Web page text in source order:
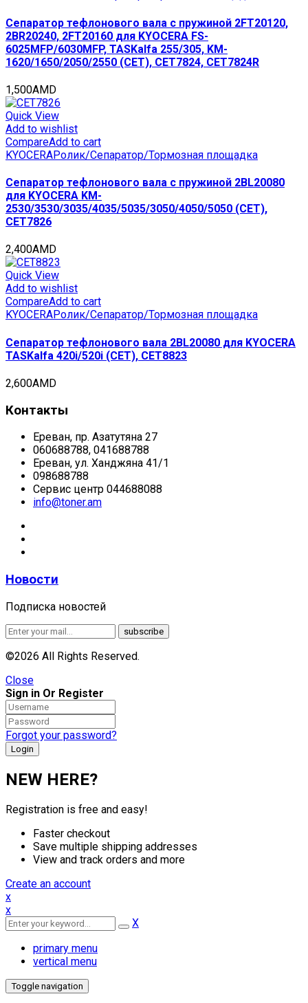
Сепаратор тефлонового вала с пружиной 2FT20120,
2BR20240, 2FT20160 для KYOCERA FS-
6025MFP/6030MFP, TASKalfa 255/305, KM-
1620/1650/2050/2550 (CET), CET7824, CET7824R
1,500AMD
Quick View
Add to wishlist
CompareAdd to cart
KYOCERAРолик/Сепаратор/Тормозная площадка
Сепаратор тефлонового вала с пружиной 2BL20080
для KYOCERA KM-
2530/3530/3035/4035/5035/3050/4050/5050 (CET),
CET7826
2,400AMD
Quick View
Add to wishlist
CompareAdd to cart
KYOCERAРолик/Сепаратор/Тормозная площадка
Сепаратор тефлонового вала 2BL20080 для KYOCERA
TASKalfa 420i/520i (CET), CET8823
2,600AMD
Контакты
Ереван, пр. Азатутяна 27
060688788, 041688788
Ереван, ул. Ханджяна 41/1
098688788
Сервис центр 044688088
info@toner.am
Новости
Подписка новостей
©2026 All Rights Reserved.
Close
Sign in Or Register
Forgot your password?
NEW HERE?
Registration is free and easy!
Faster checkout
Save multiple shipping addresses
View and track orders and more
Create an account
x
x
X
primary menu
vertical menu
Toggle navigation